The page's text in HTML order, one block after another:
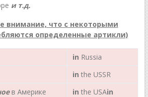
и т.д.
внимание, что с некоторыми
определенные артикли)
in Russia
in the USSR
в Америке in the USAin